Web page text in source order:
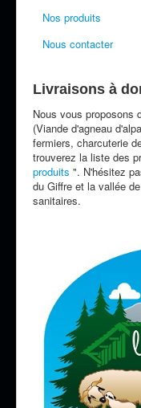
Nos produits
Nous contacter
Livraisons à
Nous vous proposons
(Viande d'agneau
fermiers, charcuterie
trouverez la liste des
produits ". N'hésitez
du Giffre et la vallée
sanitaires.